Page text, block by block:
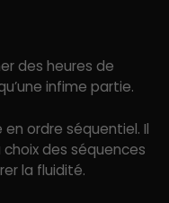
des heures de
infime partie.
ordre séquentiel. Il
des séquences
la fluidité.